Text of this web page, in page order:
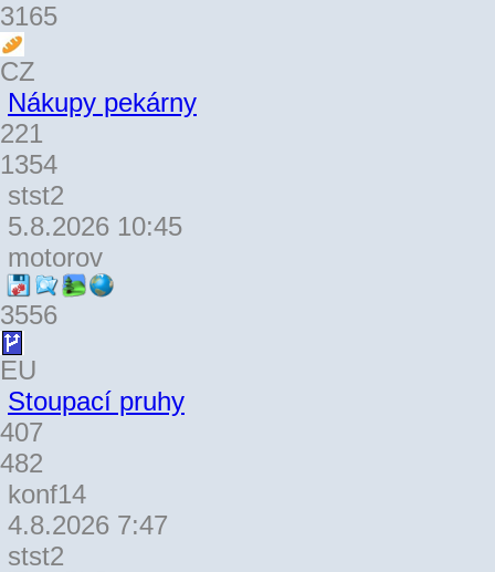
3165
CZ
Nákupy pekárny
221
1354
stst2
5.8.2026 10:45
motorov
3556
EU
Stoupací pruhy
407
482
konf14
4.8.2026 7:47
stst2